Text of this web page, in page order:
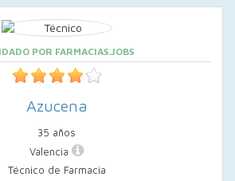
POR FARMACIAS.JOBS
Azucena
35 años
Valencia
Técnico de Farmacia